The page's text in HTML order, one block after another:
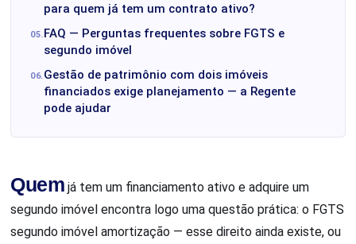
para quem já tem um contrato ativo?
FAQ — Perguntas frequentes sobre FGTS e
segundo imóvel
Gestão de patrimônio com dois imóveis
financiados exige planejamento — a Regente
pode ajudar
Quem já tem um financiamento ativo e adquire um
segundo imóvel encontra logo uma questão prática: o FGTS
segundo imóvel amortização — esse direito ainda existe, ou